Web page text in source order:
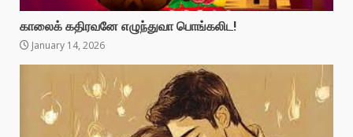
காலைக் கதிரவனே எழுந்துவா பொங்கலிட!
January 14, 2026